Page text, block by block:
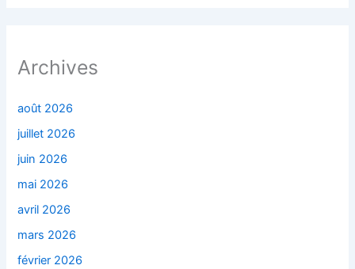
Archives
août 2026
juillet 2026
juin 2026
mai 2026
avril 2026
mars 2026
février 2026